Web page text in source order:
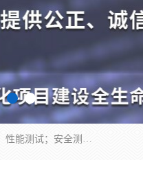
正检信服提供软件产品登记测试；科技项目验收测试；产品确认测试；功能测试；性能测试；安全测试；代码审计测试；漏洞扫描测试；渗透测试；风险评估测试；信息安全等级保护测评；双软认定；实验室建设质量体系建设；软件着作权、软件评测等服务。